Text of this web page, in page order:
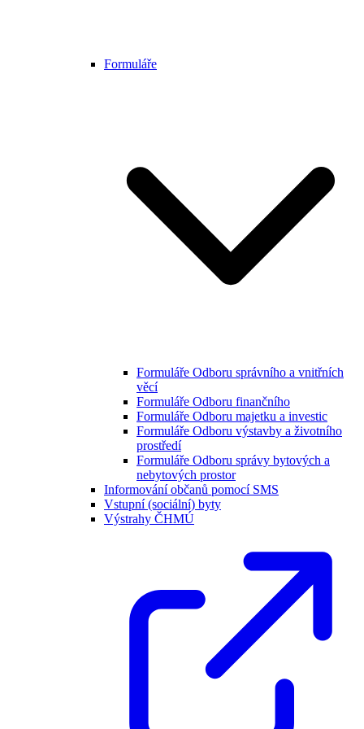
Formuláře
Formuláře Odboru správního a vnitřních
věcí
Formuláře Odboru finančního
Formuláře Odboru majetku a investic
Formuláře Odboru výstavby a životního
prostředí
Formuláře Odboru správy bytových a
nebytových prostor
Informování občanů pomocí SMS
Vstupní (sociální) byty
Výstrahy ČHMÚ